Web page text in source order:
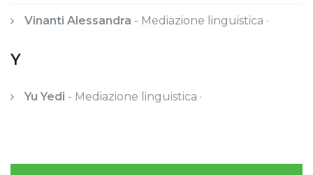
Vinanti Alessandra - Mediazione linguistica ·
Y
Yu Yedi - Mediazione linguistica ·